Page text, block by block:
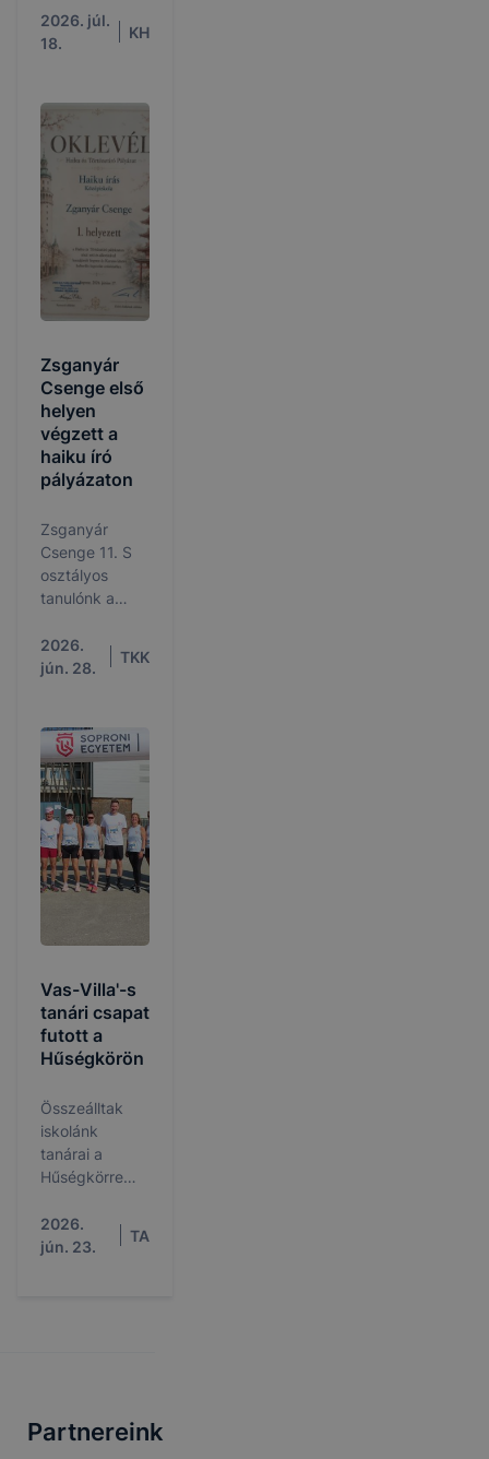
hirdeti meg a
2026/2027.
2026. júl.
18.
KH
Zsganyár
Csenge első
helyen
végzett a
haiku író
pályázaton
Zsganyár
Csenge 11. S
osztályos
tanulónk a
alkalmából
meghirdetett
első helyezett
lett
2026.
jún. 28.
TKK
Vas-Villa'-s
tanári csapat
futott a
Hűségkörön
Összeálltak
iskolánk
tanárai a
Hűségkörre
heten váltóban
végig futották
2026.
jún. 23.
TA
Partnereink